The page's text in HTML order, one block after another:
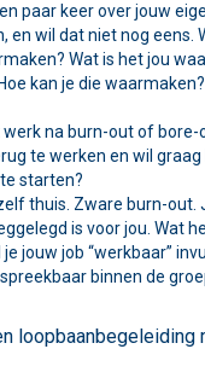
paar keer over jouw
en wil dat niet nog eens.
Wat is het jou
kan je die
werk na burn-out of bore-
te werken en wil
starten?
thuis. Zware burn-out.
is voor jou. Wat
je jouw job “werkbaar”
binnen de
loopbaanbegeleiding